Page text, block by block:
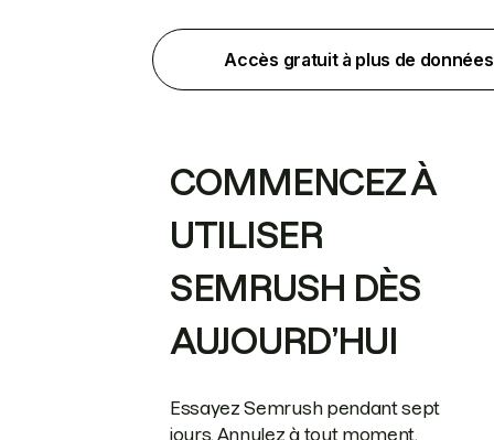
Accès gratuit à plus de données
COMMENCEZ À
UTILISER
SEMRUSH DÈS
AUJOURD’HUI
Essayez Semrush pendant sept
jours. Annulez à tout moment.